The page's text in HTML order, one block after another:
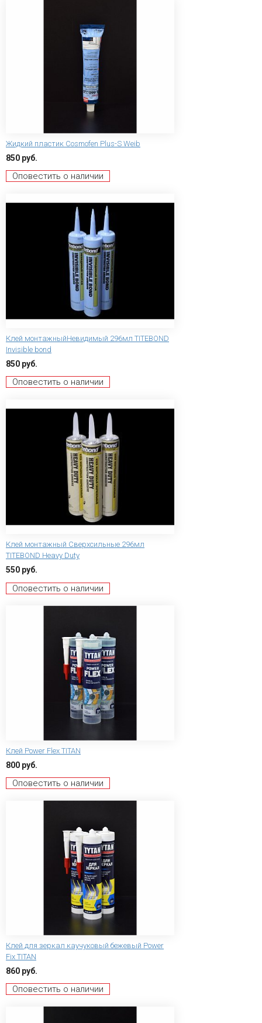
Жидкий пластик Cosmofen Plus-S Weib
850 руб.
Оповестить о наличии
Клей монтажныйНевидимый 296мл TITEBOND
Invisible bond
850 руб.
Оповестить о наличии
Клей монтажный Сверхсильные 296мл
TITEBOND Heavy Duty
550 руб.
Оповестить о наличии
Клей Power Flex TITAN
800 руб.
Оповестить о наличии
Клей для зеркал каучуковый бежевый Power
Fix TITAN
860 руб.
Оповестить о наличии